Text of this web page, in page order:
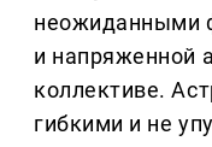
неожиданными
и напряженной
коллективе.
гибкими и не